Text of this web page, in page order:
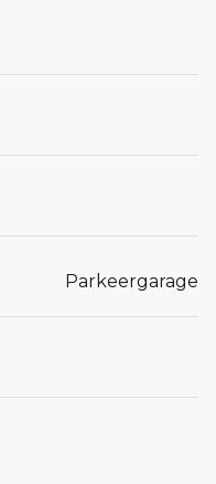
Parkeergarage